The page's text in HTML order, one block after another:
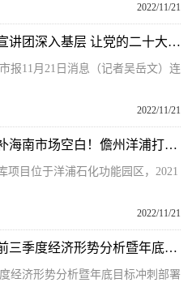
2022/11/21
环球观天下！文昌各镇特色宣讲团深入基层 让党的二十大精神走进千家万户
报11月21日消息（记者吴岳文）连
2022/11/21
世界快消息！辐射东盟！填补海南市场空白！儋州洋浦打造华南地区沥青期货交割库
项目位于洋浦石化功能园区，2021
2022/11/21
【天天新要闻】美兰区召开前三季度经济形势分析暨年底目标冲刺部署会
经济形势分析暨年底目标冲刺部署